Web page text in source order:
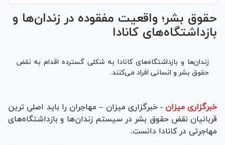
حقوق بشر؛ واقعیت مفقوده در زندان‌ها و
بازداشتگاه‌های کانادا
زندان‌ها و بازداشتگاه‌های کانادا به شکلی گسترده اقدام به نقض
حقوق بشر و انسانی افراد می‌کنند.
خبرگزاری میزان - خبرگزاری میزان – مهاجران را باید اصلی ترین
قربانیان نقض حقوق بشر در سیستم زندان‌ها و بازداشتگاه‌های
مهاجرتی در کانادا دانست.